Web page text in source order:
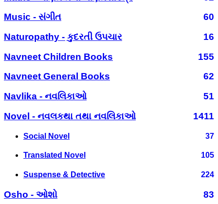
Music - સંગીત
60
Naturopathy - કુદરતી ઉપચાર
16
Navneet Children Books
155
Navneet General Books
62
Navlika - નવલિકાઓ
51
Novel - નવલકથા તથા નવલિકાઓ
1411
Social Novel 37
Translated Novel 105
Suspense & Detective 224
Osho - ઓશો
83